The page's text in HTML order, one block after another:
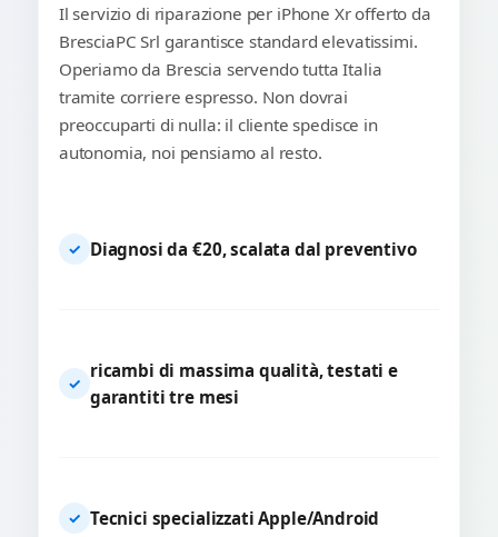
Il servizio di riparazione per iPhone Xr offerto da
BresciaPC Srl garantisce standard elevatissimi.
Operiamo da Brescia servendo tutta Italia
tramite corriere espresso. Non dovrai
preoccuparti di nulla: il cliente spedisce in
autonomia, noi pensiamo al resto.
✓ Diagnosi da €20, scalata dal preventivo
✓
ricambi di massima qualità, testati e
garantiti tre mesi
✓ Tecnici specializzati Apple/Android